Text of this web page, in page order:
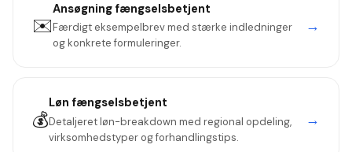
✉️
Ansøgning fængselsbetjent
Færdigt eksempelbrev med stærke indledninger
og konkrete formuleringer.
→
💰
Løn fængselsbetjent
Detaljeret løn-breakdown med regional opdeling,
virksomhedstyper og forhandlingstips.
→